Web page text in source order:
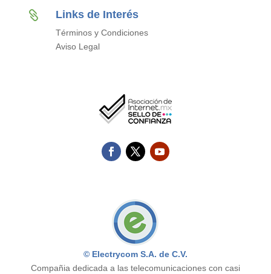
 Links de Interés
Términos y Condiciones
Aviso Legal
© Electrycom S.A. de C.V.
Compañia dedicada a las telecomunicaciones con casi